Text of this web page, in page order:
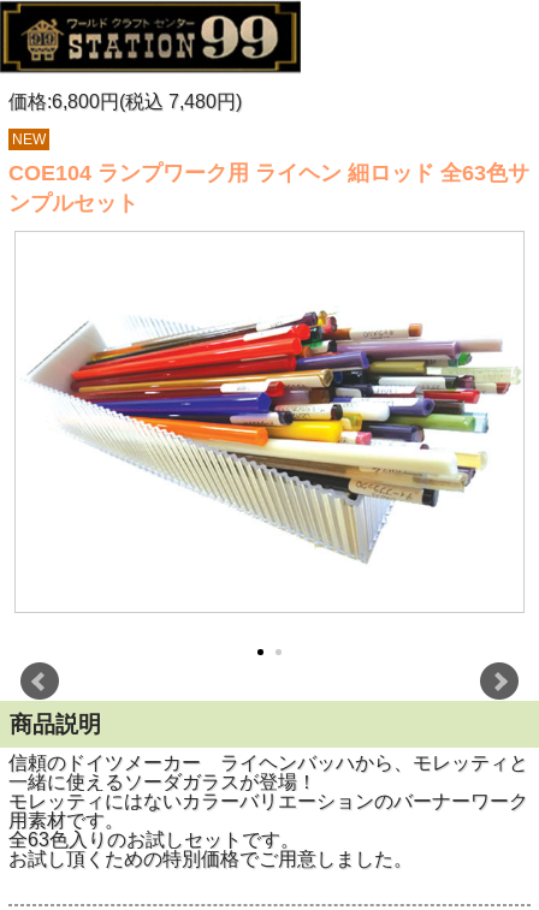
価格:6,800円(税込 7,480円)
NEW
COE104 ランプワーク用 ライヘン 細ロッド 全63色サ
ンプルセット
商品説明
信頼のドイツメーカー ライヘンバッハから、モレッティと
一緒に使えるソーダガラスが登場！
モレッティにはないカラーバリエーションのバーナーワーク
用素材です。
全63色入りのお試しセットです。
お試し頂くための特別価格でご用意しました。